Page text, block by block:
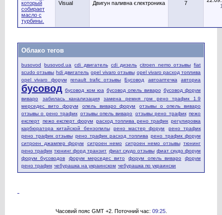
который
собирает
масло с
турбины.
Visual Двигун паливна єлектроника 7
Облако тегов
busovod busovod.ua cdi двигатель cdi дизель citroen nemo отзывы fiat
scudo отзывы hdi двигатель opel vivaro отзывы opel vivaro расход топлива
opel vivaro форум
renault trafic отзывы Бусовод автоаптечка авториа
бусовод бусовод ком юа бусовод опель виваро бусовод форум
виваро
забилась канализация
замена ремня грм рено трафик 1.9
мерседес вито форум
опель виваро форум
отзывы о опель виваро
отзывы о рено трафик отзывы опель виваро отзывы рено трафик пежо
експерт пежо експерт форум расход топлива рено трафик регулировка
карбюратора китайской бензопилы
рено мастер форум
рено трафик
рено трафик отзывы рено трафик расход топлива рено трафик форум
ситроен джампер форум
ситроен немо ситроен немо отзывы тюнинг
рено трафик тюнинг форд транзит фиат скудо отзывы фиат скудо форум
форум бусоводов
форум мерседес вито форум опель виваро
форум
рено трафик чебурашка на украинском чебурашка по украински
Часовий пояс GMT +2. Поточний час: 09:25.